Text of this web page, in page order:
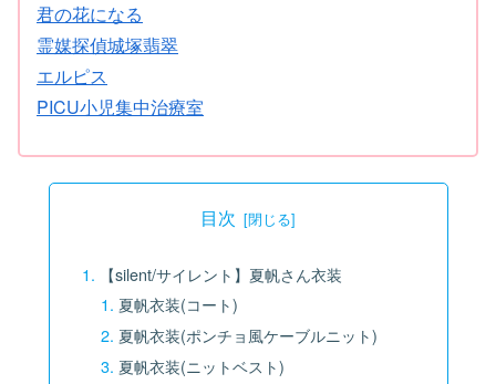
君の花になる
霊媒探偵城塚翡翠
エルピス
PICU小児集中治療室
目次
【silent/サイレント】夏帆さん衣装
夏帆衣装(コート)
夏帆衣装(ポンチョ風ケーブルニット)
夏帆衣装(ニットベスト)